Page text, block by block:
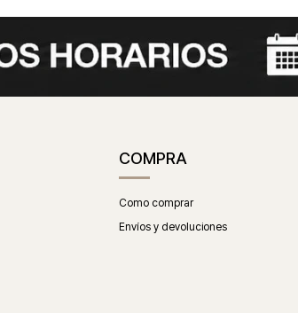
COMPRA
Como comprar
Envíos y devoluciones